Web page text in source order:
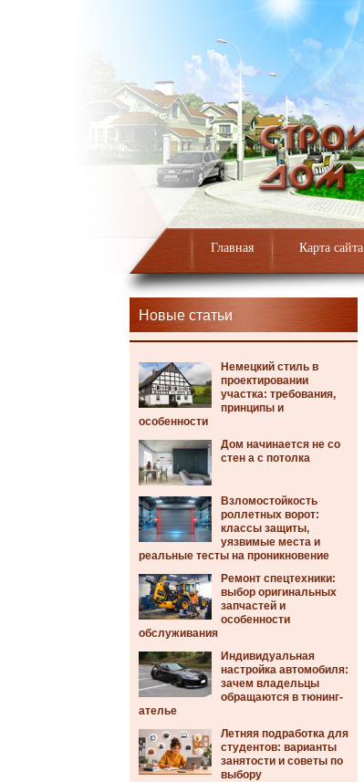
Главная Карта сайта
Новые статьи
Немецкий стиль в
проектировании
участка: требования,
принципы и
особенности
Дом начинается не со
стен а с потолка
Взломостойкость
роллетных ворот:
классы защиты,
уязвимые места и
реальные тесты на проникновение
Ремонт спецтехники:
выбор оригинальных
запчастей и
особенности
обслуживания
Индивидуальная
настройка автомобиля:
зачем владельцы
обращаются в тюнинг-
ателье
Летняя подработка для
студентов: варианты
занятости и советы по
выбору